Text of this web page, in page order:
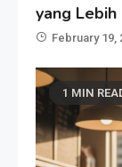
yang
February 19,
1 MIN